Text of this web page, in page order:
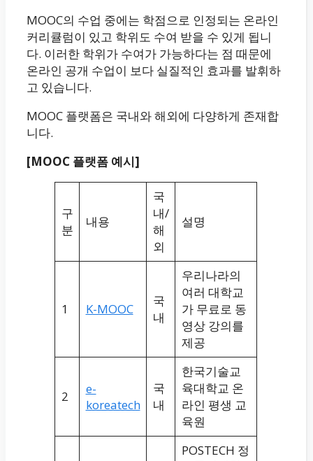
MOOC의 수업 중에는 학점으로 인정되는 온라인
커리큘럼이 있고 학위도 수여 받을 수 있게 됩니
다. 이러한 학위가 수여가 가능하다는 점 때문에
온라인 공개 수업이 보다 실질적인 효과를 발휘하
고 있습니다.
MOOC 플랫폼은 국내와 해외에 다양하게 존재합
니다.
[MOOC 플랫폼 예시]
구
분
내용
국
내/
해
외
설명
1 K-MOOC
국
내
우리나라의
여러 대학교
가 무료로 동
영상 강의를
제공
2
e-
koreatech
국
내
한국기술교
육대학교 온
라인 평생 교
육원
POSTECH 정